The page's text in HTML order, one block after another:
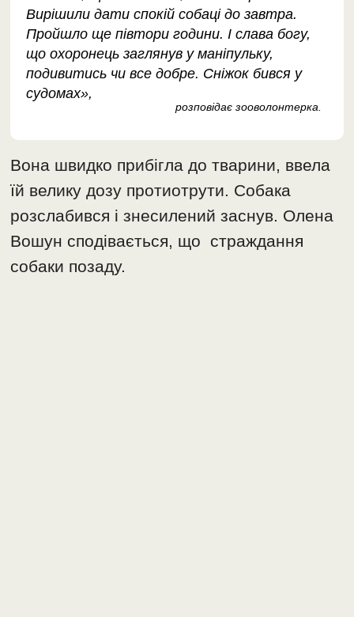
Вирішили дати спокій собаці до завтра.
Пройшло ще півтори години. І слава богу,
що охоронець заглянув у маніпульку,
подивитись чи все добре. Сніжок бився у
судомах»,
розповідає зооволонтерка.
Вона швидко прибігла до тварини, ввела
їй велику дозу протиотрути. Собака
розслабився і знесилений заснув. Олена
Вошун сподівається, що страждання
собаки позаду.